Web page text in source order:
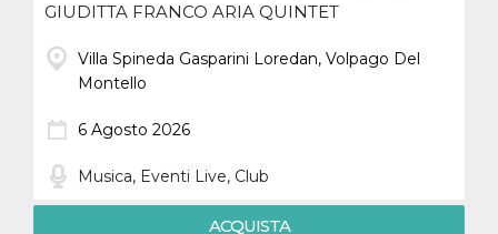
GIUDITTA FRANCO ARIA QUINTET
Villa Spineda Gasparini Loredan, Volpago Del
Montello
6 Agosto 2026
Musica, Eventi Live, Club
ACQUISTA